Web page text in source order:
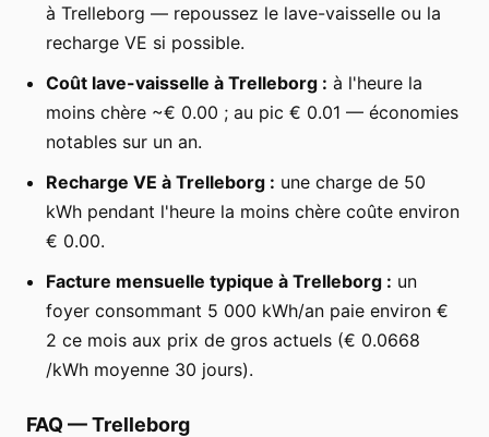
à Trelleborg — repoussez le lave-vaisselle ou la
recharge VE si possible.
Coût lave-vaisselle à Trelleborg : à l'heure la
moins chère ~€ 0.00 ; au pic € 0.01 — économies
notables sur un an.
Recharge VE à Trelleborg : une charge de 50
kWh pendant l'heure la moins chère coûte environ
€ 0.00.
Facture mensuelle typique à Trelleborg : un
foyer consommant 5 000 kWh/an paie environ €
2 ce mois aux prix de gros actuels (€ 0.0668
/kWh moyenne 30 jours).
FAQ —Trelleborg